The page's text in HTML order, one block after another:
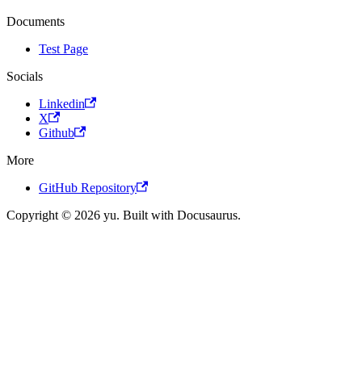
Documents
Test Page
Socials
Linkedin
X
Github
More
GitHub Repository
Copyright © 2026 yu. Built with Docusaurus.